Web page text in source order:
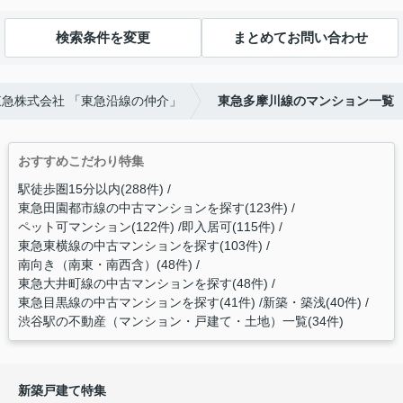
検索条件を変更 まとめてお問い合わせ
株式会社 「東急沿線の仲介」 東急多摩川線のマンション一覧
おすすめこだわり特集
駅徒歩圏15分以内(288件)
東急田園都市線の中古マンションを探す(123件)
ペット可マンション(122件) 即入居可(115件)
東急東横線の中古マンションを探す(103件)
南向き（南東・南西含）(48件)
東急大井町線の中古マンションを探す(48件)
東急目黒線の中古マンションを探す(41件) 新築・築浅(40件)
渋谷駅の不動産（マンション・戸建て・土地）一覧(34件)
新築戸建て特集